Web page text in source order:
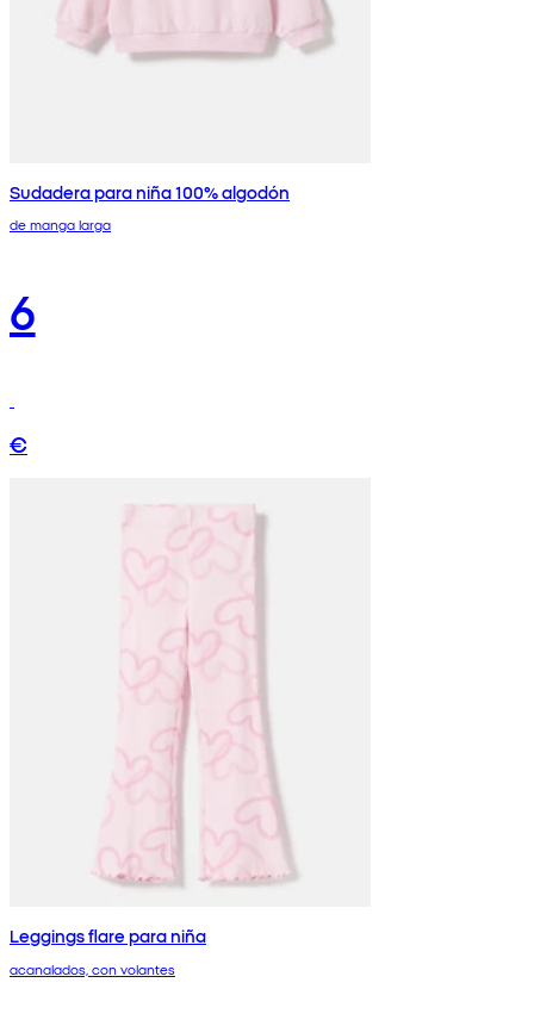
Sudadera para niña 100% algodón
de manga larga
6
€
Leggings flare para niña
acanalados, con volantes